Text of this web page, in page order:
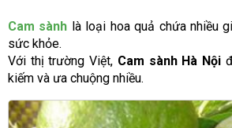
Cam sành là loại hoa quả chứa nhiều
sức khỏe.
Với thị trường Việt, Cam sành Hà Nội
kiếm và ưa chuộng nhiều.